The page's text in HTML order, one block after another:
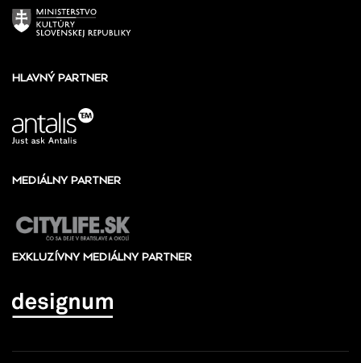
HLAVNÝ PARTNER
MEDIÁLNY PARTNER
EXKLUZÍVNY MEDIÁLNY PARTNER